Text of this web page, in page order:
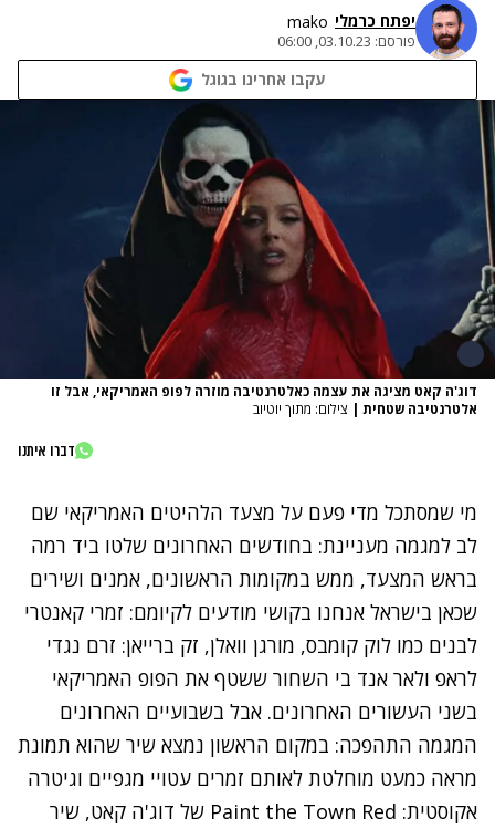
יפתח כרמלי mako
פורסם: 03.10.23, 06:00
עקבו אחרינו בגוגל
דוג'ה קאט מציגה את עצמה כאלטרנטיבה מוזרה לפופ האמריקאי, אבל זו
אלטרנטיבה שטחית | צילום: מתוך יוטיוב
דברו איתנו
מי שמסתכל מדי פעם על מצעד הלהיטים האמריקאי שם
לב למגמה מעניינת: בחודשים האחרונים שלטו ביד רמה
בראש המצעד, ממש במקומות הראשונים, אמנים ושירים
שכאן בישראל אנחנו בקושי מודעים לקיומם: זמרי קאנטרי
לבנים כמו לוק קומבס, מורגן וואלן, זק ברייאן: זרם נגדי
לראפ ולאר אנד בי השחור ששטף את הפופ האמריקאי
בשני העשורים האחרונים. אבל בשבועיים האחרונים
המגמה התהפכה: במקום הראשון נמצא שיר שהוא תמונת
מראה כמעט מוחלטת לאותם זמרים עטויי מגפיים וגיטרה
אקוסטית: Paint the Town Red של דוג'ה קאט
, שיר